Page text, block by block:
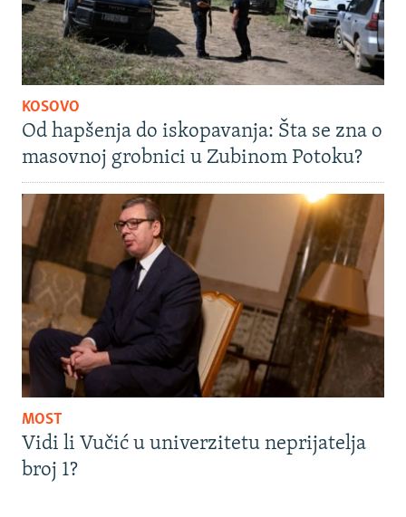
KOSOVO
Od hapšenja do iskopavanja: Šta se zna o
masovnoj grobnici u Zubinom Potoku?
MOST
Vidi li Vučić u univerzitetu neprijatelja
broj 1?